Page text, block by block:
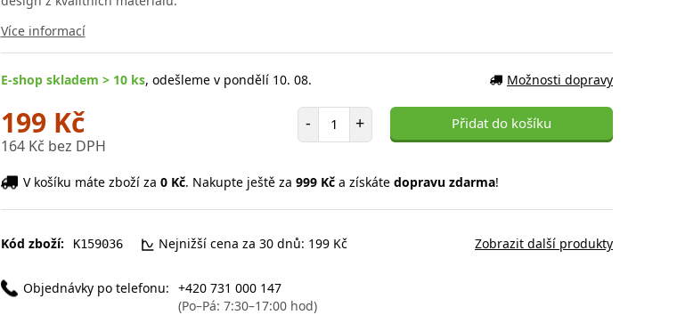
Více informací
E-shop skladem > 10 ks, odešleme v pondělí 10. 08. Možnosti dopravy
199 Kč
164 Kč bez DPH
- Počet položek
+ Přidat do košíku
V košíku máte zboží za 0 Kč. Nakupte ještě za 999 Kča získáte dopravu zdarma!
Kód zboží: K159036 Nejnižší cena za 30 dnů: 199 Kč
Objednávky po telefonu: +420 731 000 147
(Po–Pá: 7:30–17:00 hod)
Zobrazit další produkty